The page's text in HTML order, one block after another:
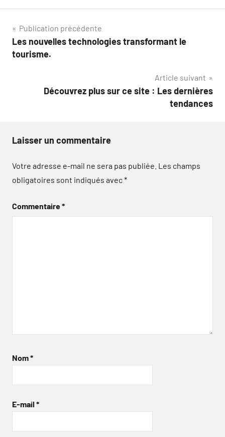
Navigation
de
Publication précédente
Les nouvelles technologies transformant le
tourisme.
Article suivant
Découvrez plus sur ce site : Les dernières
tendances
Laisser un commentaire
Votre adresse e-mail ne sera pas publiée. Les champs
obligatoires sont indiqués avec*
Commentaire*
Nom*
E-mail *